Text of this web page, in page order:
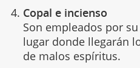
Copal e incienso
Son empleados por
lugar donde llegarán
de malos espíritus.